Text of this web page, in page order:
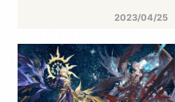
2023/04/25